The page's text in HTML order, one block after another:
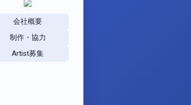
会社概要
制作・協力
Artist募集